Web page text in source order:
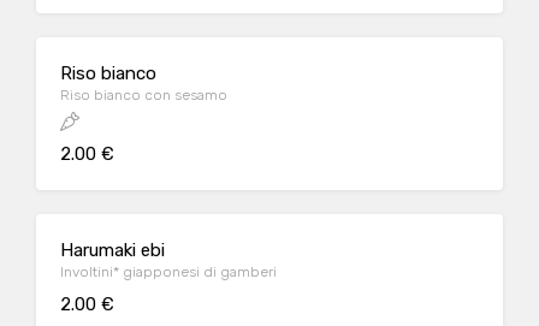
Riso bianco
Riso bianco con sesamo
2.00 €
Harumaki ebi
Involtini* giapponesi di gamberi
2.00 €